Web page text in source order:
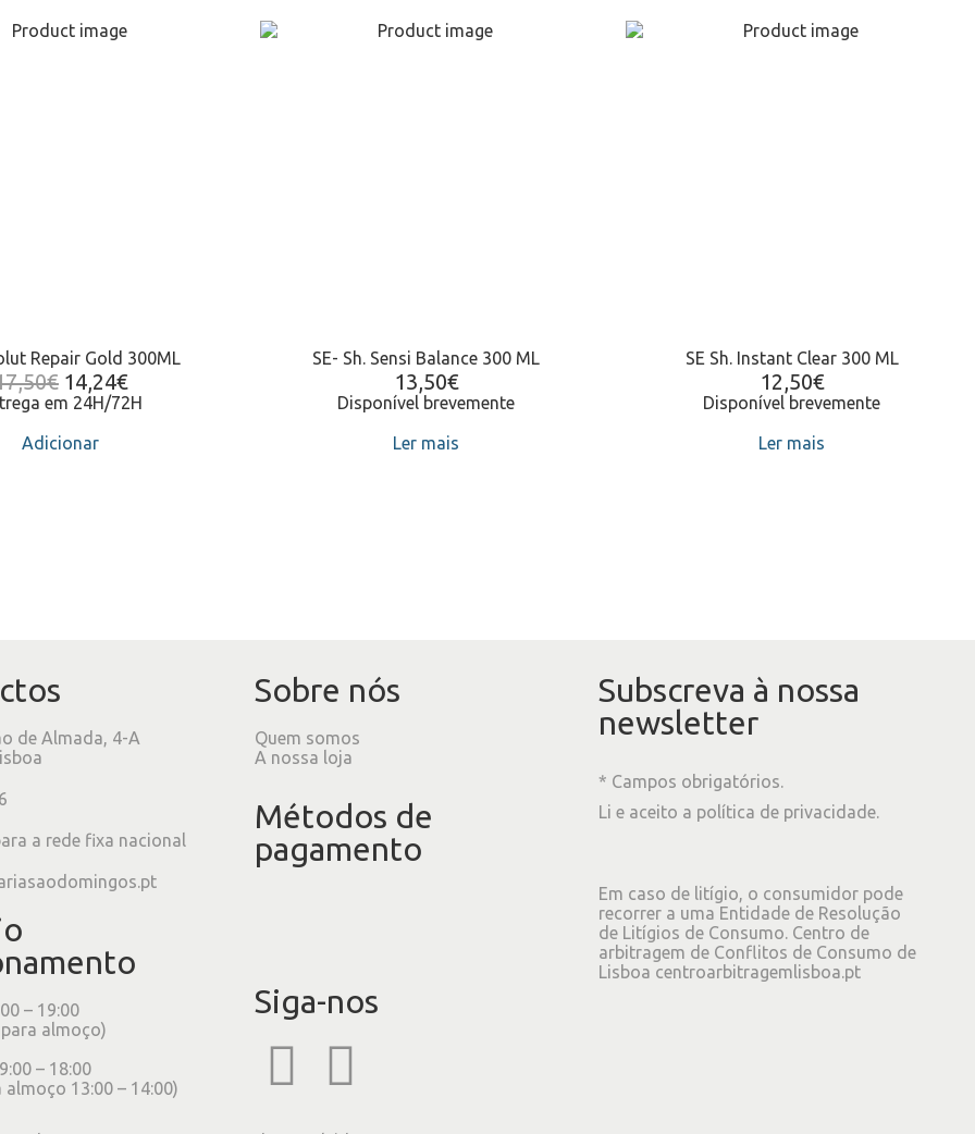
Repair Gold 300ML
€ 14,24€
em 24H/72H
Adicionar
SE- Sh. Sensi Balance 300 ML
13,50€
Disponível brevemente
Ler mais
SE Sh. Instant Clear 300 ML
12,50€
Disponível brevemente
Ler mais
de Almada, 4-A
a rede fixa nacional
– 19:00
almoço)
– 18:00
almoço 13:00 – 14:00)
Sobre nós
Quem somos
A nossa loja
Métodos de
pagamento
Siga-nos
Subscreva à nossa
newsletter
* Campos obrigatórios.
Li e aceito a política de privacidade.
Em caso de litígio, o consumidor pode
recorrer a uma Entidade de Resolução
de Litígios de Consumo. Centro de
arbitragem de Conflitos de Consumo de
Lisboa centroarbitragemlisboa.pt